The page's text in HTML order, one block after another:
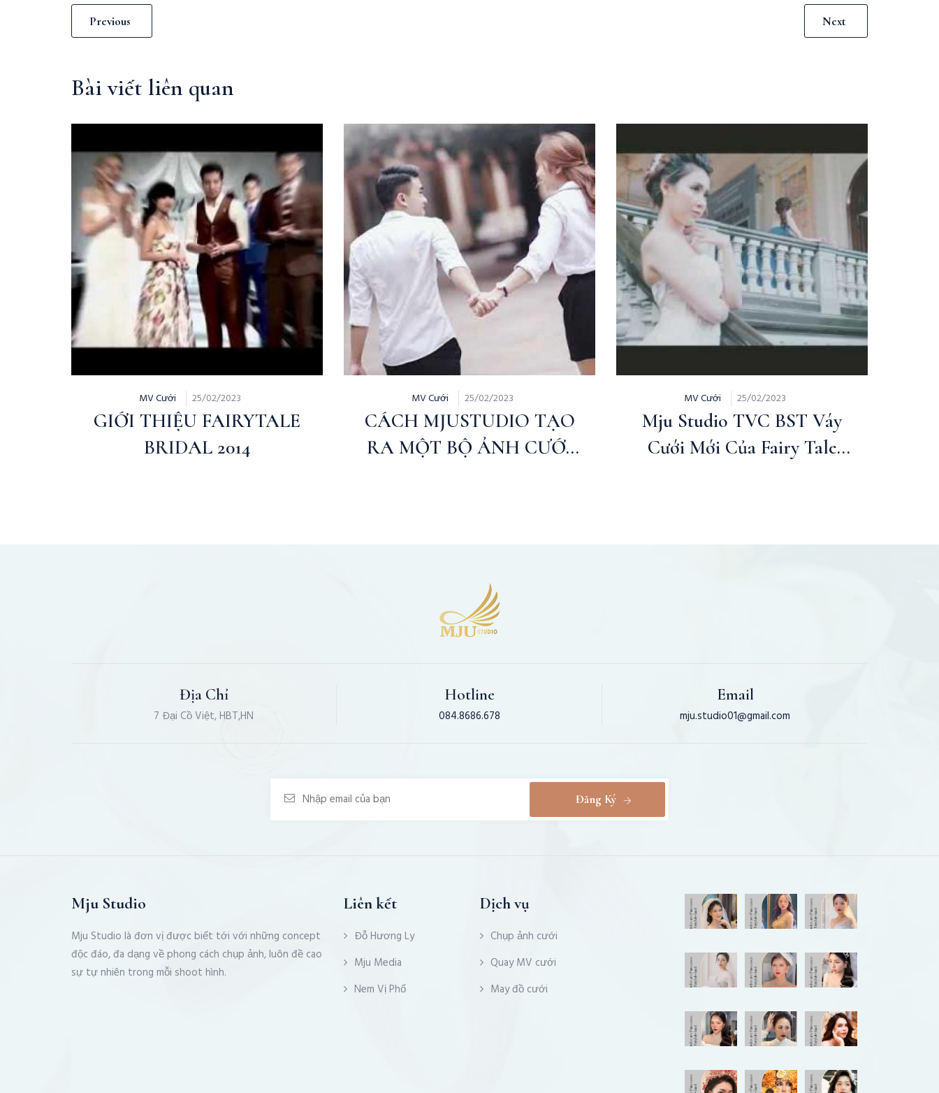
Previous Next
Bài viết liên quan
MV Cưới 25/02/2023
GIỚI THIỆU FAIRYTALE
BRIDAL 2014
MV Cưới 25/02/2023
CÁCH MJUSTUDIO TẠO
RA MỘT BỘ ẢNH CƯỚI
MV Cưới 25/02/2023
Mju Studio TVC BST Váy
Cưới Mới Của Fairy Tale
Địa Chỉ
7 Đại Cồ Việt, HBT,HN
Hotline
084.8686.678
Email
mju.studio01@gmail.com
Đăng Ký
Mju Studio
Mju Studio là đơn vị được biết tới với những concept
độc đáo, đa dạng về phong cách chụp ảnh, luôn đề cao
sự tự nhiên trong mỗi shoot hình.
Liên kết
Đỗ Hương Ly
Mju Media
Nem Vị Phố
Dịch vụ
Chụp ảnh cưới
Quay MV cưới
May đồ cưới